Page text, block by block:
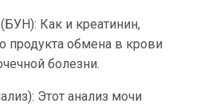
Как и креатинин,
продукта обмена в крови
болезни.
Этот анализ мочи